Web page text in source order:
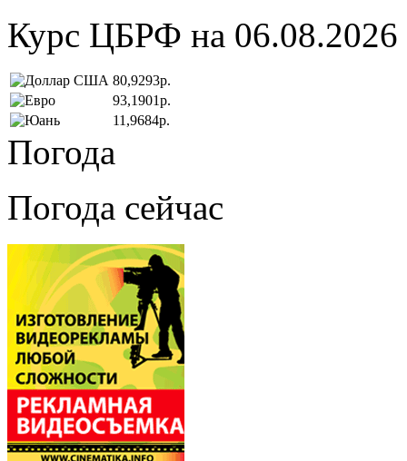
Курс ЦБРФ на 06.08.2026
80,9293р.
93,1901р.
11,9684р.
Погода
Погода сейчас